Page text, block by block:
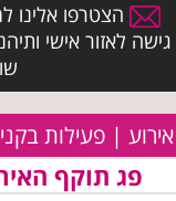
הצטרפו אלינו
גישה לאזור אישי
אירוע | פעילות
פג תוקף